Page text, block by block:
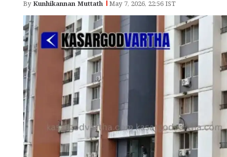
ByKunhikannan Muttath May 7, 2026, 22:56 IST